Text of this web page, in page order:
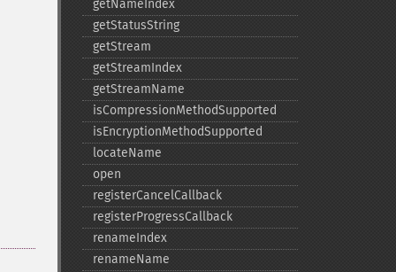
getNameIndex
getStatusString
getStream
getStreamIndex
getStreamName
isCompressionMethodSupported
isEncryptionMethodSupported
locateName
open
registerCancelCallback
registerProgressCallback
renameIndex
renameName